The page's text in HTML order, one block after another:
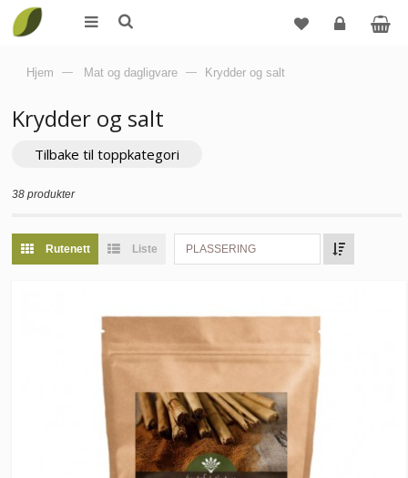
Hjem — Mat og dagligvare — Krydder og salt
Krydder og salt
Tilbake til toppkategori
38 produkter
Rutenett Liste PLASSERING